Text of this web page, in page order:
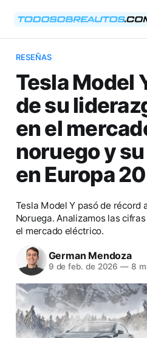
RESEÑAS
Tesla Model
de su
en el
noruego y
en Europa
Tesla Model Y pasó de récord
Noruega. Analizamos las
el mercado eléctrico.
German Mendoza
9 de feb. de 2026 — 8